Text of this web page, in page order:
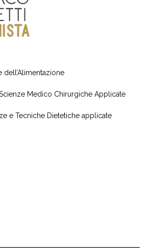
dell’Alimentazione
Medico Chirurgiche Applicate
e Tecniche Dietetiche applicate